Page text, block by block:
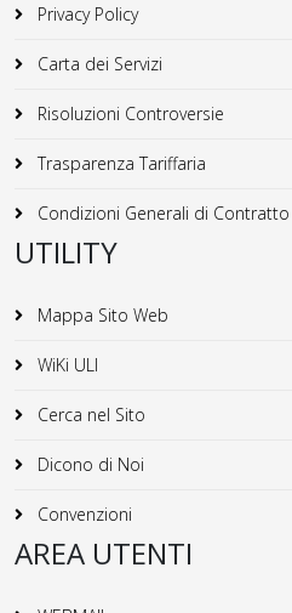
Privacy Policy
Carta dei Servizi
Risoluzioni Controversie
Trasparenza Tariffaria
Condizioni Generali di Contratto
UTILITY
Mappa Sito Web
WiKi ULI
Cerca nel Sito
Dicono di Noi
Convenzioni
AREA UTENTI